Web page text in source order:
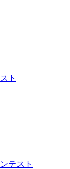
ト
テスト